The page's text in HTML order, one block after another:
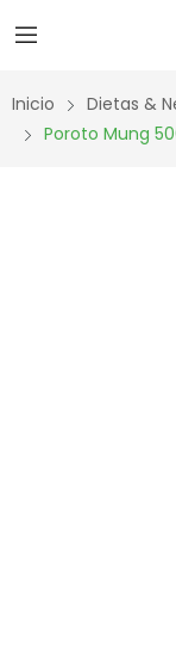
Inicio Dietas &
Poroto Mung